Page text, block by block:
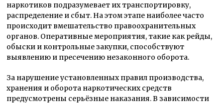
наркотиков подразумевает их транспортировку,
распределение и сбыт. На этом этапе наиболее часто
происходит вмешательство правоохранительных
органов. Оперативные мероприятия, такие как рейды,
обыски и контрольные закупки, способствуют
выявлению и пресечению незаконного оборота.
За нарушение установленных правил производства,
хранения и оборота наркотических средств
предусмотрены серьёзные наказания. В зависимости